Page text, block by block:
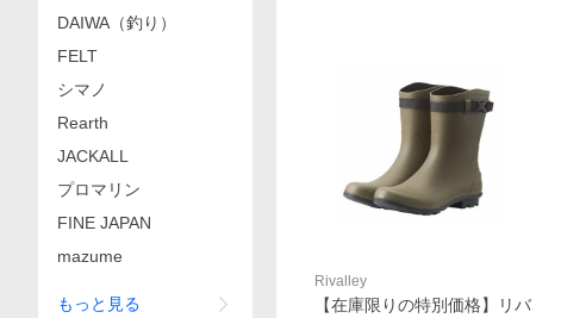
Rivalley
【在庫限りの特別価格】リバ
DAIWA（釣り）
FELT
シマノ
Rearth
JACKALL
プロマリン
FINE JAPAN
mazume
もっと見る